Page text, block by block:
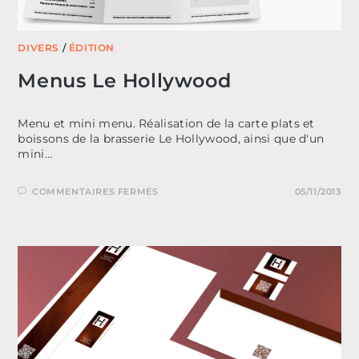
DIVERS / ÉDITION
Menus Le Hollywood
Menu et mini menu. Réalisation de la carte plats et
boissons de la brasserie Le Hollywood, ainsi que d'un
mini…
COMMENTAIRES FERMÉSSUR 05/11/2013